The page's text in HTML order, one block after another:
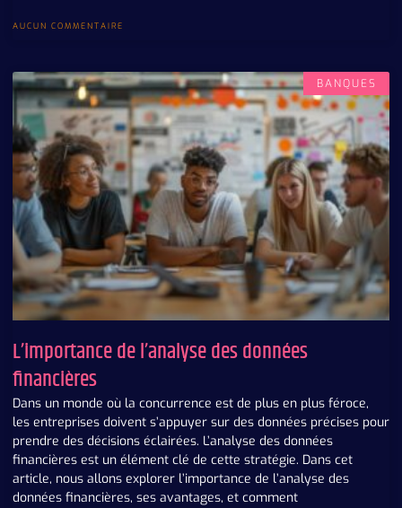
AUCUN COMMENTAIRE
BANQUES
L’importance de l’analyse des données
financières
Dans un monde où la concurrence est de plus en plus féroce,
les entreprises doivent s’appuyer sur des données précises pour
prendre des décisions éclairées. L’analyse des données
financières est un élément clé de cette stratégie. Dans cet
article, nous allons explorer l’importance de l’analyse des
données financières, ses avantages, et comment